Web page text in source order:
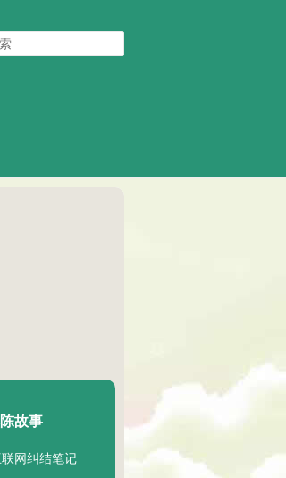
Chenèr
故事
网纠结笔记